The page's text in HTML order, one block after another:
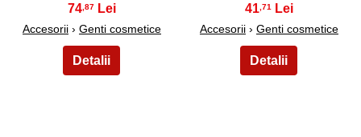
74 ,87
Accesorii› Genti cosmetice
41 ,71
Accesorii› Genti cosmetice